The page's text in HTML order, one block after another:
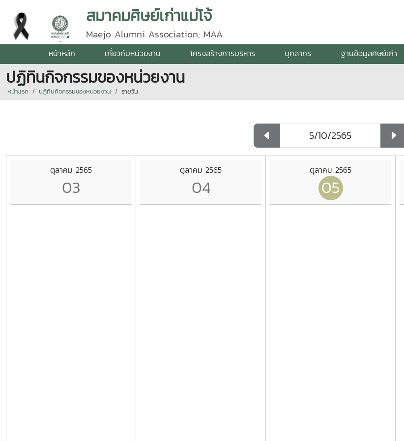
สมาคมศิษย์เก่าแม่โจ้
Maejo Alumni Association; MAA
หน้าหลัก เกี่ยวกับหน่วยงาน โครงสร้างการบริหาร บุคลากร ฐานข้อมูลศิษย์เก่า
ปฏิทินกิจกรรมของหน่วยงาน
หน้าแรก ปฏิทินกิจกรรมของหน่วยงาน รายวัน
ตุลาคม 2565
03
ตุลาคม 2565
04
ตุลาคม 2565
05